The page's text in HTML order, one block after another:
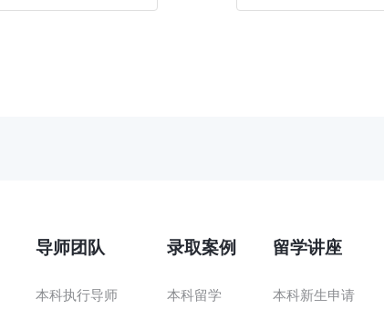
导师团队
本科执行导师
录取案例
本科留学
留学讲座
本科新生申请